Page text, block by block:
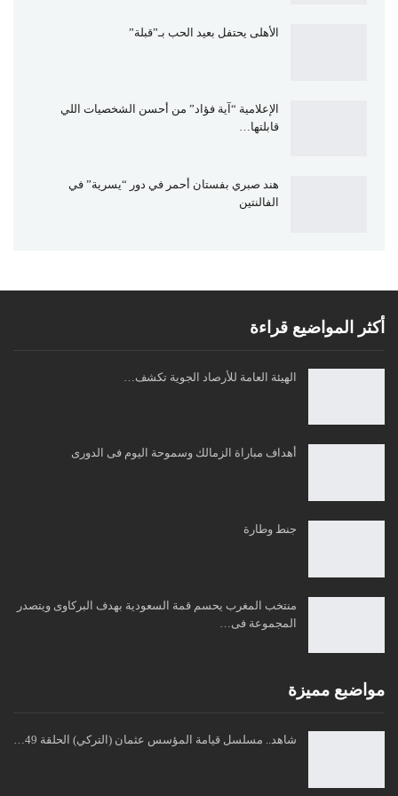
الأهلى يحتفل بعيد الحب بـ”قبلة”
الإعلامية “آية فؤاد” من أحسن الشخصيات اللي
قابلتها…
هند صبري بفستان أحمر في دور “يسرية” في
الفالنتين
أكثر المواضيع قراءة
الهيئة العامة للأرصاد الجوية تكشف…
أهداف مباراة الزمالك وسموحة اليوم فى الدورى
جنط وطارة
منتخب المغرب يحسم قمة السعودية بهدف البركاوى ويتصدر
المجموعة فى…
مواضبع مميزة
شاهد.. مسلسل قيامة المؤسس عثمان (التركي) الحلقة 49…